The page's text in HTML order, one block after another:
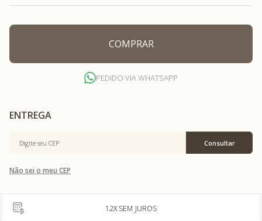
COMPRAR
PEDIDO VIA WHATSAPP
Não sei o meu CEP
12X SEM JUROS